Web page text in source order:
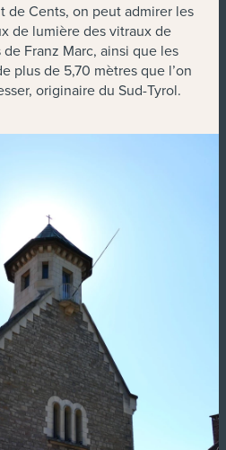
de Cents, on peut admirer les
de lumière des vitraux de
Franz Marc, ainsi que les
plus de 5,70 mètres que l’on
originaire du Sud-Tyrol.